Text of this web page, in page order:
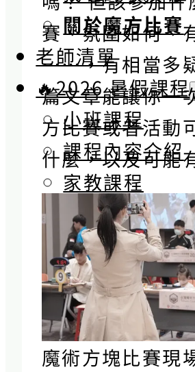
關於魔方比賽
老師清單
🔥2026 暑假課程
小班課程
課程內容介紹
家教課程
賽、氛圍如何、
……，有相當多
篇文章能讓你一
方比賽或者活動
什麼，以及可能
魔術方塊比賽現